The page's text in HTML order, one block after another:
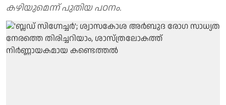
കഴിയുമെന്ന് പുതിയ പഠനം.